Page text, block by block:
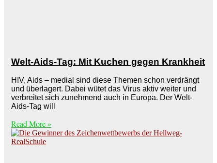
Welt-Aids-Tag: Mit Kuchen gegen Krankheit
HIV, Aids – medial sind diese Themen schon verdrängt
und überlagert. Dabei wütet das Virus aktiv weiter und
verbreitet sich zunehmend auch in Europa. Der Welt-
Aids-Tag will
Read More »